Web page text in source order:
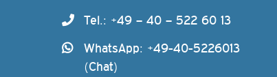
Tel.: +49 – 40 – 522 60 13
WhatsApp: +49-40-5226013
(Chat)